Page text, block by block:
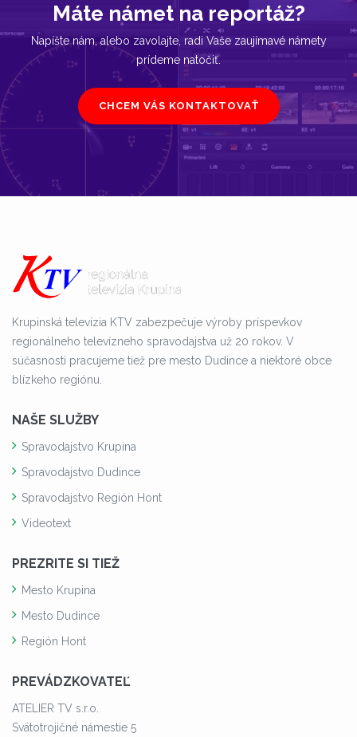
Máte námet na reportáž?
Napíšte nám, alebo zavolajte, radi Vaše zaujímavé námety
prídeme natočiť.
CHCEM VÁS KONTAKTOVAŤ
Krupinská televízia KTV zabezpečuje výroby príspevkov
regionálneho televízneho spravodajstva už 20 rokov. V
súčasnosti pracujeme tiež pre mesto Dudince a niektoré obce
blízkeho regiónu.
NAŠE SLUŽBY
Spravodajstvo Krupina
Spravodajstvo Dudince
Spravodajstvo Región Hont
Videotext
PREZRITE SI TIEŽ
Mesto Krupina
Mesto Dudince
Región Hont
PREVÁDZKOVATEĽ
ATELIER TV s.r.o.
Svätotrojičné námestie 5